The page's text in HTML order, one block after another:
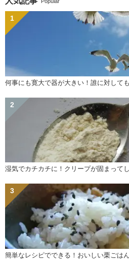
何事にも寛大で器が大きい！誰に対して
湿気でカチカチに！クリープが固まって
簡単なレシピでできる！おいしい栗ごは